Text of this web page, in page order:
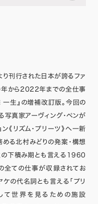
刊行された日本が誇るファ
年から2022年までの全仕事
生』の増補改訂版。今回の
真家アーヴィング・ペンが
リズム・プリーツ》へ一新
る北村みどりの発案・構想
の下積み期とも言える1960
全ての仕事が収録されてお
ケの代名詞とも言える「プリ
て世界を見るための施設